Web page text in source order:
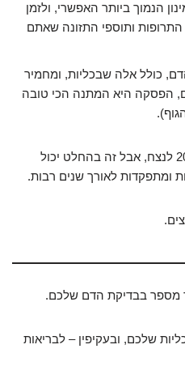
הנמוך ביותר האפשרי, ולזמן
ותוספי התזונה שאתם
כולל אלה שבכליות, ומחמיר
הפסקה היא המתנה הכי טובה
נכון, זה לא מבטיח GFR של בני 20 לנצח, אבל זה בהחלט יכול
ומתפקדות לאורך שנים רבות.
שלכם, ובעקיפין – לבריאות